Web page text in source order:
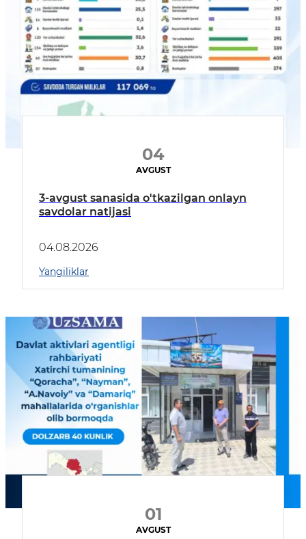
04
AVGUST
3-avgust sanasida o'tkazilgan onlayn
savdolar natijasi
04.08.2026
Yangiliklar
01
AVGUST